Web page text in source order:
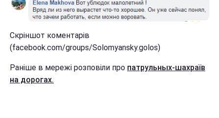
Скріншот коментарів
(facebook.com/groups/Solomyansky.golos)
Раніше в мережі розповіли про патрульных-шахраїв
на дорогах.